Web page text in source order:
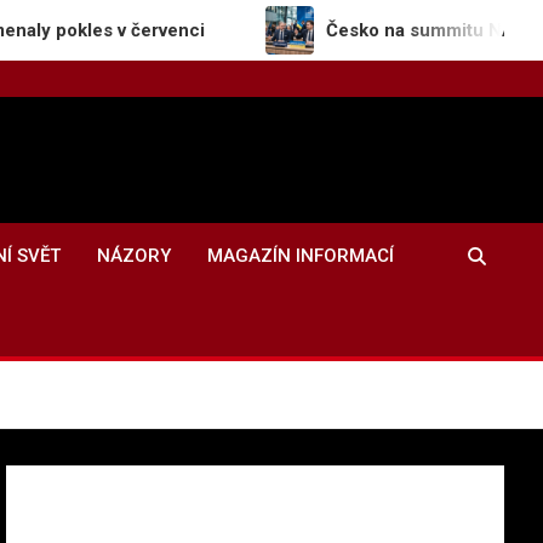
červenci Česko na summitu NATO potvrdilo
SVĚT NÁZORY MAGAZÍN INFORMACÍ